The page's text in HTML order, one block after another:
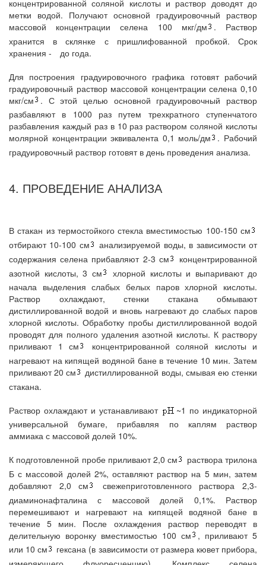
концентрированной соляной кислоты и раствор доводят до
метки водой. Получают основной градуировочный раствор
массовой концентрации селена 100 мкг/дм
. Раствор
хранится в склянке с пришлифованной пробкой. Срок
хранения -
до года.
Для построения градуировочного графика готовят рабочий
градуировочный раствор массовой концентрации селена 0,10
мкг/см
. С этой целью основной градуировочный раствор
разбавляют в 1000 раз путем трехкратного ступенчатого
разбавления каждый раз в 10 раз раствором соляной кислоты
молярной концентрации эквивалента 0,1 моль/дм
. Рабочий
градуировочный раствор готовят в день проведения анализа.
4. ПРОВЕДЕНИЕ АНАЛИЗА
В стакан из термостойкого стекла вместимостью 100-150 см
отбирают 10-100 см
анализируемой воды, в зависимости от
содержания селена прибавляют 2-3 см
концентрированной
азотной кислоты, 3 см
хлорной кислоты и выпаривают до
начала выделения слабых белых паров хлорной кислоты.
Раствор охлаждают, стенки стакана обмывают
дистиллированной водой и вновь нагревают до слабых паров
хлорной кислоты. Обработку пробы дистиллированной водой
проводят для полного удаления азотной кислоты. К раствору
приливают 1 см
концентрированной соляной кислоты и
нагревают на кипящей водяной бане в течение 10 мин. Затем
приливают 20 см
дистиллированной воды, смывая ею стенки
стакана.
Раствор охлаждают и устанавливают
~1 по индикаторной
универсальной бумаге, прибавляя по каплям раствор
аммиака с массовой долей 10%.
К подготовленной пробе приливают 2,0 см
раствора трилона
Б с массовой долей 2%, оставляют раствор на 5 мин, затем
добавляют 2,0 см
свежеприготовленного раствора 2,3-
диаминонафталина с массовой долей 0,1%. Раствор
перемешивают и нагревают на кипящей водяной бане в
течение 5 мин. После охлаждения раствор переводят в
делительную воронку вместимостью 100 см
, приливают 5
или 10 см
гексана (в зависимости от размера кювет прибора,